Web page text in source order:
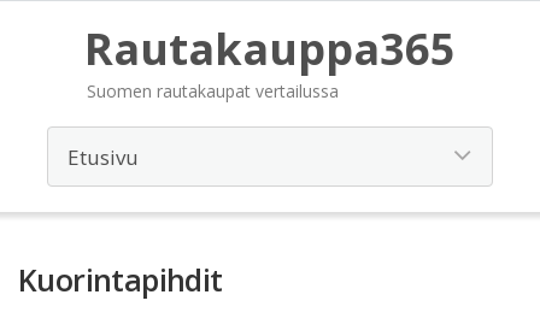
Rautakauppa365
Suomen rautakaupat vertailussa
Kuorintapihdit